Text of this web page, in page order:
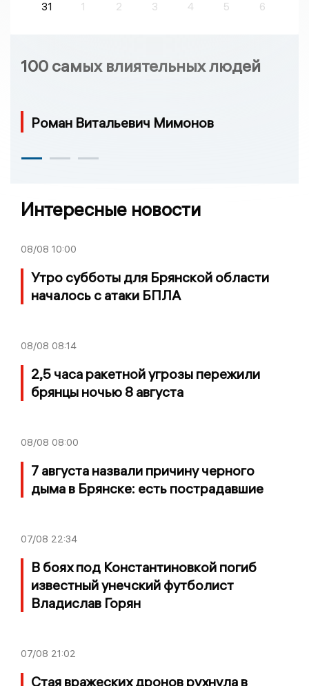
31
1 2 3 4 5 6
100 самых влиятельных людей
Роман Витальевич Мимонов
Интересные новости
08/08 10:00
Утро субботы для Брянской области
началось с атаки БПЛА
08/08 08:14
2,5 часа ракетной угрозы пережили
брянцы ночью 8 августа
08/08 08:00
7 августа назвали причину черного
дыма в Брянске: есть пострадавшие
07/08 22:34
В боях под Константиновкой погиб
известный унечский футболист
Владислав Горян
07/08 21:02
Стая вражеских дронов рухнула в